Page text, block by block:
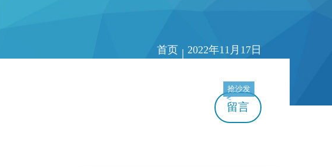
首页 | 2022年11月17日
留言
抢沙发